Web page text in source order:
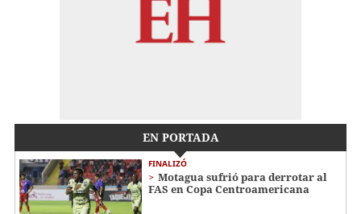
EN PORTADA
FINALIZÓ
Motagua sufrió para derrotar al
FAS en Copa Centroamericana